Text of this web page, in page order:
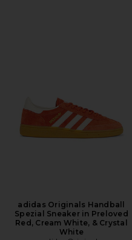
adidas Originals Handball
Spezial Sneaker in Preloved
Red, Cream White, & Crystal
White